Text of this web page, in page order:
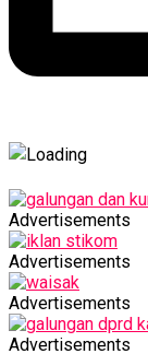
Advertisements
Advertisements
Advertisements
Advertisements